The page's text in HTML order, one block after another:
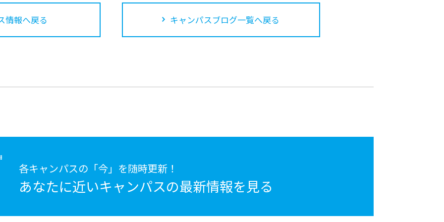
情報へ戻る キャンパスブログ一覧へ戻る
各キャンパスの「今」を随時更新！
あなたに近いキャンパスの最新情報を見る